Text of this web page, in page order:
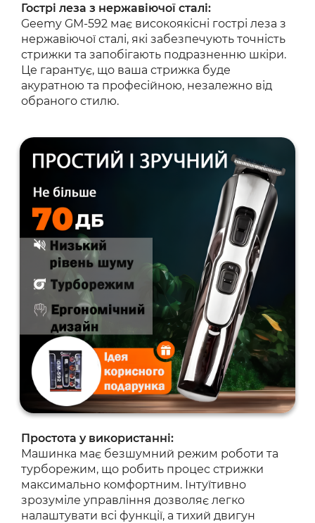
Гострі леза з нержавіючої сталі:
Geemy GM-592 має високоякісні гострі леза з
нержавіючої сталі, які забезпечують точність
стрижки та запобігають подразненню шкіри.
Це гарантує, що ваша стрижка буде
акуратною та професійною, незалежно від
обраного стилю.
Простота у використанні:
Машинка має безшумний режим роботи та
турборежим, що робить процес стрижки
максимально комфортним. Інтуїтивно
зрозуміле управління дозволяє легко
налаштувати всі функції, а тихий двигун